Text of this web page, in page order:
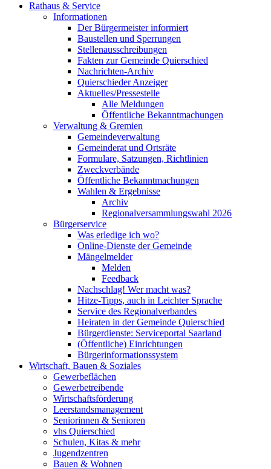
Rathaus & Service
Informationen
Der Bürgermeister informiert
Baustellen und Sperrungen
Stellenausschreibungen
Fakten zur Gemeinde Quierschied
Nachrichten-Archiv
Quierschieder Anzeiger
Aktuelles/Pressestelle
Alle Meldungen
Öffentliche Bekanntmachungen
Verwaltung & Gremien
Gemeindeverwaltung
Gemeinderat und Ortsräte
Formulare, Satzungen, Richtlinien
Zweckverbände
Öffentliche Bekanntmachungen
Wahlen & Ergebnisse
Archiv
Regionalversammlungswahl 2026
Bürgerservice
Was erledige ich wo?
Online-Dienste der Gemeinde
Mängelmelder
Melden
Feedback
Nachschlag! Wer macht was?
Hitze-Tipps, auch in Leichter Sprache
Service des Regionalverbandes
Heiraten in der Gemeinde Quierschied
Bürgerdienste: Serviceportal Saarland
(Öffentliche) Einrichtungen
Bürgerinformationssystem
Wirtschaft, Bauen & Soziales
Gewerbeflächen
Gewerbetreibende
Wirtschaftsförderung
Leerstandsmanagement
Seniorinnen & Senioren
vhs Quierschied
Schulen, Kitas & mehr
Jugendzentren
Bauen & Wohnen